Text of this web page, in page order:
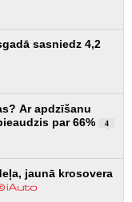
sasniedz 4,2
Ar apdzīšanu
par 66%
4
jaunā krosovera